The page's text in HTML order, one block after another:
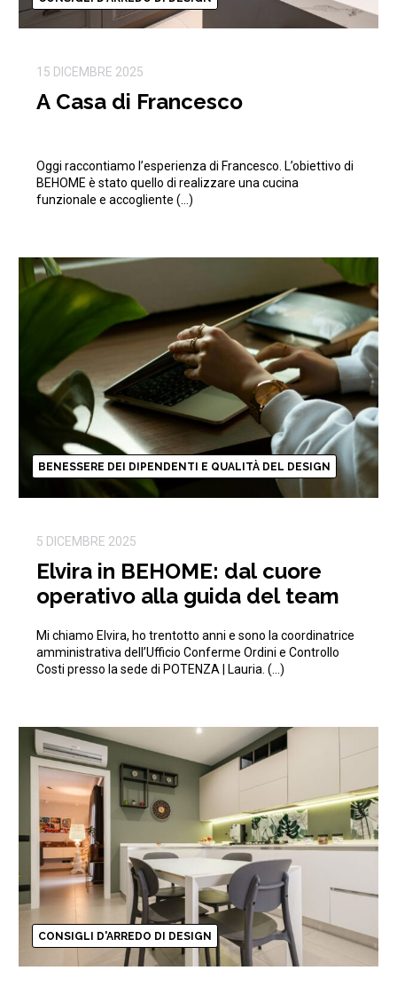
15 DICEMBRE 2025
A Casa di Francesco
Oggi raccontiamo l’esperienza di Francesco. L’obiettivo di
BEHOME è stato quello di realizzare una cucina
funzionale e accogliente (…)
BENESSERE DEI DIPENDENTI E QUALITÀ DEL DESIGN
5 DICEMBRE 2025
Elvira in BEHOME: dal cuore
operativo alla guida del team
Mi chiamo Elvira, ho trentotto anni e sono la coordinatrice
amministrativa dell’Ufficio Conferme Ordini e Controllo
Costi presso la sede di POTENZA | Lauria. (…)
CONSIGLI D'ARREDO DI DESIGN